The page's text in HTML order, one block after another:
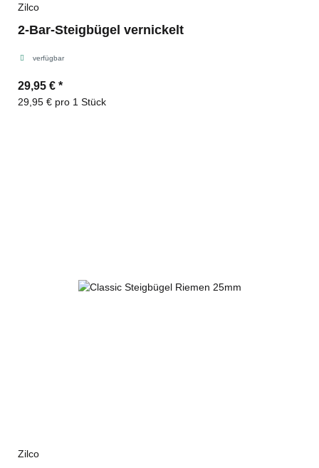
Zilco
2-Bar-Steigbügel vernickelt
verfügbar
29,95 € *
29,95 € pro 1 Stück
Zilco